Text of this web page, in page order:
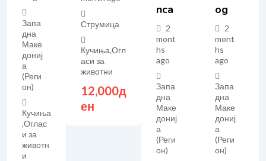
Запа
дна
Маке
дониј
а
(Реги
он)
Кучиња
,Оглас
и за
животн
и
Струмица
Кучиња,Огл
аси за
животни
12,000д
ен
Nca
2
mont
hs
ago
Запа
дна
Маке
дониј
а
(Реги
он)
Og
2
mont
hs
ago
Запа
дна
Маке
дониј
а
(Реги
он)